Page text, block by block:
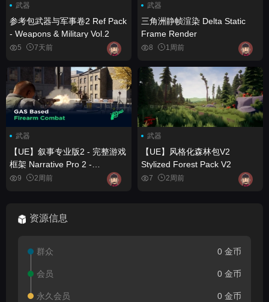
武器
参考包武器与军事卷2 Ref Pack
- Weapons & Military Vol.2
5 7天前
武器
三角洲静帧渲染 Delta Static
Frame Render
8 1周前
武器
【UE】叙事专业版2 - 完整游戏
框架 Narrative Pro 2 -
Complete Game Framework
9 2周前
武器
【UE】风格化森林包V2
Stylized Forest Pack V2
7 2周前
资源信息
群众 0 金币
会员 0 金币
永久会员 0 金币